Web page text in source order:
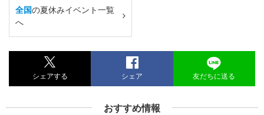
全国の夏休みイベント一覧
へ
シェアする シェア 友だちに送る
おすすめ情報